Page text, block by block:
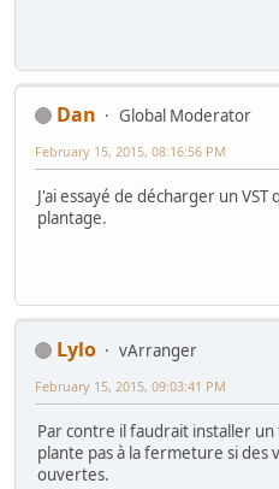
Dan
Global Moderator
February 15, 2015, 08:16:56 PM
J'ai essayé de décharger un
plantage.
Lylo
vArranger
February 15, 2015, 09:03:41 PM
Par contre il faudrait installer
plante pas à la fermeture si des
ouvertes.